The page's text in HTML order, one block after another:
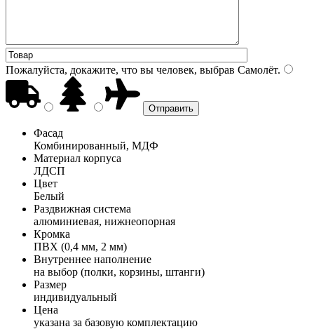
Пожалуйста, докажите, что вы человек, выбрав Самолёт.
Фасад
Комбинированный, МДФ
Материал корпуса
ЛДСП
Цвет
Белый
Раздвижная система
алюминиевая, нижнеопорная
Кромка
ПВХ (0,4 мм, 2 мм)
Внутреннее наполнение
на выбор (полки, корзины, штанги)
Размер
индивидуальный
Цена
указана за базовую комплектацию